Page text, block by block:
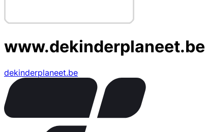
www.dekinderplaneet.be
dekinderplaneet.be